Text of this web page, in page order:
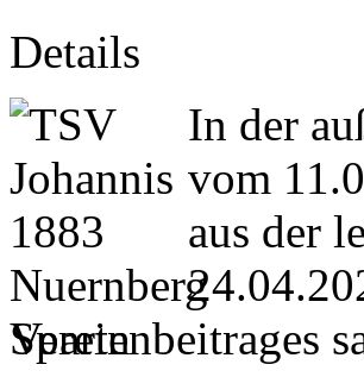
Details
In der
vom
aus der
Spartenbeitrages